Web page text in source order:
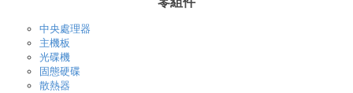
中央處理器
主機板
光碟機
固態硬碟
散熱器